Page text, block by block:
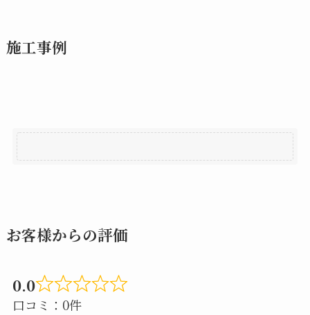
施工事例
お客様からの評価
0.0
Rated
口コミ：0件